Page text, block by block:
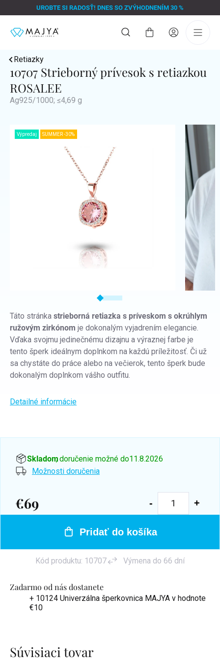
na
UROBTE SI RADOSŤ! DNES SO ZVÝHODNENÍM 30 %
Nákupný
Retiazky
10707 Strieborný prívesok s retiazkou
ROSALEE
Ag925/1000; ≤4,69 g
Výpredaj SUMMER -30%
Zadarmo od nás dostanete
+ 10124 Univerzálna šperkovnica MAJYA v hodnote
€10
Táto stránka strieborná retiazka s príveskom s okrúhlym
ružovým zirkónom je dokonalým vyjadrením elegancie.
Vďaka svojmu jedinečnému dizajnu a výraznej farbe je
tento šperk ideálnym doplnkom na každú príležitosť. Či už
sa chystáte do práce alebo na večierok, tento šperk bude
dokonalým doplnkom vášho outfitu.
Detailné informácie
Skladom, doručenie možné do11.8.2026
Možnosti doručenia
€69
Jednotková
Pridať do košíka
Kód produktu: 10707 Výmena do 66 dní
Súvisiaci tovar